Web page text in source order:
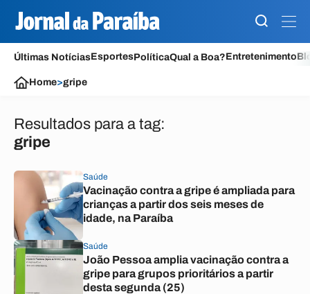
Últimas NotíciasEsportesPolíticaQual a Boa?Entretenimento
Home>gripe
Resultados para a tag:
gripe
Saúde
Vacinação contra a gripe é ampliada para
crianças a partir dos seis meses de
idade, na Paraíba
Saúde
João Pessoa amplia vacinação contra a
gripe para grupos prioritários a partir
desta segunda (25)